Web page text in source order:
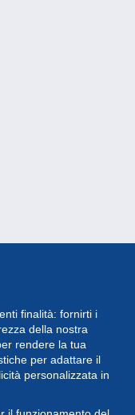
finalità: fornirti i
della nostra
rendere la tua
per adattare il
personalizzata in